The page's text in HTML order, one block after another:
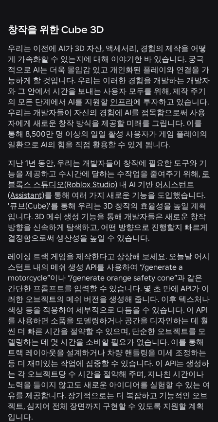
창작을 위한 Cube 3D
우리는 이전에 AI가 3D 자산, 액세서리, 경험의 제작을 어떻
게 가속화할 수 있는지에 대해 이야기한 바 있습니다. 궁극
적으로 AI는 더욱 몰입감 있고 개인화된 플레이와 연결을 가
능하게 할 것입니다. 우리는 이러한 경험을 개발하는 개발자
와 그 안에서 시간을 보내는 사용자 모두를 위해, 제작 주기
의 모든 단계에서 AI를 지원할 인프라에 투자하고 있습니다.
우리는 개발자들이 자신의 경험에 AI를 접목함으로써 사용
자에게 새로운 창작 방식을 제공할 미래를 그립니다. 이를
통해 8,500만 명 이상의 일일 활성 사용자가 게임 플레이의
일환으로 AI의 힘을 직접 활용할 수 있게 됩니다.
지난 1년 동안, 우리는 개발자들이 창작에 필요한 도구와 기
능을 제공하고 수시간에 달하는 수작업을 줄여주기 위해, 로
블록스 스튜디오(Roblox Studio) 내 AI 기반 어시스턴트
(Assistant)를 통해 여러 가지 새로운 기능을 도입했습니다.
'큐브(Cube)'를 통해 우리는 3D 창작의 효율성을 높일 계획
입니다. 3D 메쉬 생성 기능을 통해 개발자들은 새로운 창작
방향을 신속하게 탐색하고, 어떤 방향으로 진행할지 빠르게
결정함으로써 생산성을 높일 수 있습니다.
레이싱 트랙 게임을 제작한다고 상상해 보세요. 오늘날 어시
스턴트 내의 메쉬 생성 API를 사용하여 “/generate a
motorcycle”이나 “/generate orange safety cone”과 같은
간단한 프롬프트를 입력할 수 있습니다. 몇 초 만에 API가 이
러한 오브젝트의 메쉬 버전을 생성해 줍니다. 이후 텍스처나
색상 등을 적용하여 세부적으로 다듬을 수 있습니다. 이 API
를 사용하면 소품을 모델링하거나 공간을 디자인하는 데 훨
씬 더 빠른 시간을 절약할 수 있으며, 단순한 오브젝트를 모
델링하는 데 몇 시간을 소비할 필요가 없습니다. 이를 통해
트랙 레이아웃을 설계하거나 차량 핸들링을 미세 조정하는
등 더 재미있는 작업에 집중할 수 있습니다. 이 API는 생성하
는 각 오브젝트당 수 시간을 절약해 주며, 지나친 시간이나
노력을 들이지 않고도 새로운 아이디어를 실험할 수 있는 여
유를 제공합니다. 장기적으로는 더 복잡하고 기능적인 오브
젝트, 심지어 전체 장면까지 구현할 수 있도록 지원할 계획
입니다.